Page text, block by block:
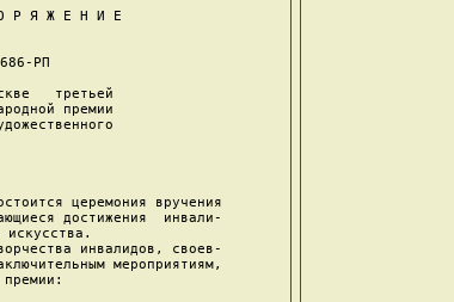
Р Я Ж Е Н И Е
РП
третьей
премии
церемония вручения
достижения  инвали-
инвалидов, своев-
мероприятиям,
премии: